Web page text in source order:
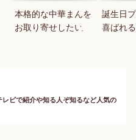
本格的な中華まんを
お取り寄せしたい
誕生日
喜ばれ
ビで紹介や知る人ぞ知るなど人気の